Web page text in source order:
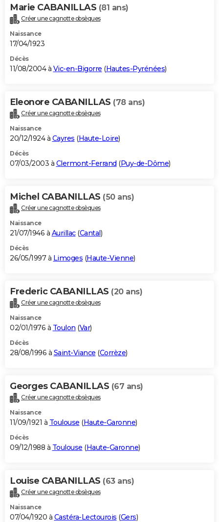
Marie CABANILLAS (81 ans)
Créer une cagnotte obsèques
Naissance
17/04/1923
Décès
11/08/2004 à Vic-en-Bigorre (Hautes-Pyrénées)
Eleonore CABANILLAS (78 ans)
Créer une cagnotte obsèques
Naissance
20/12/1924 à Cayres (Haute-Loire)
Décès
07/03/2003 à Clermont-Ferrand (Puy-de-Dôme)
Michel CABANILLAS (50 ans)
Créer une cagnotte obsèques
Naissance
21/07/1946 à Aurillac(Cantal)
Décès
26/05/1997 à Limoges (Haute-Vienne)
Frederic CABANILLAS (20 ans)
Créer une cagnotte obsèques
Naissance
02/01/1976 à Toulon (Var)
Décès
28/08/1996 à Saint-Viance (Corrèze)
Georges CABANILLAS (67 ans)
Créer une cagnotte obsèques
Naissance
11/09/1921 à Toulouse (Haute-Garonne)
Décès
09/12/1988 à Toulouse (Haute-Garonne)
Louise CABANILLAS (63 ans)
Créer une cagnotte obsèques
Naissance
07/04/1920 à Castéra-Lectourois (Gers)